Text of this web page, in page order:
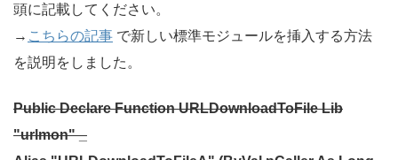
頭に記載してください。
→ こちらの記事 で新しい標準モジュールを挿入する方法
を説明をしました。
Public Declare Function URLDownloadToFile Lib
"urlmon" _